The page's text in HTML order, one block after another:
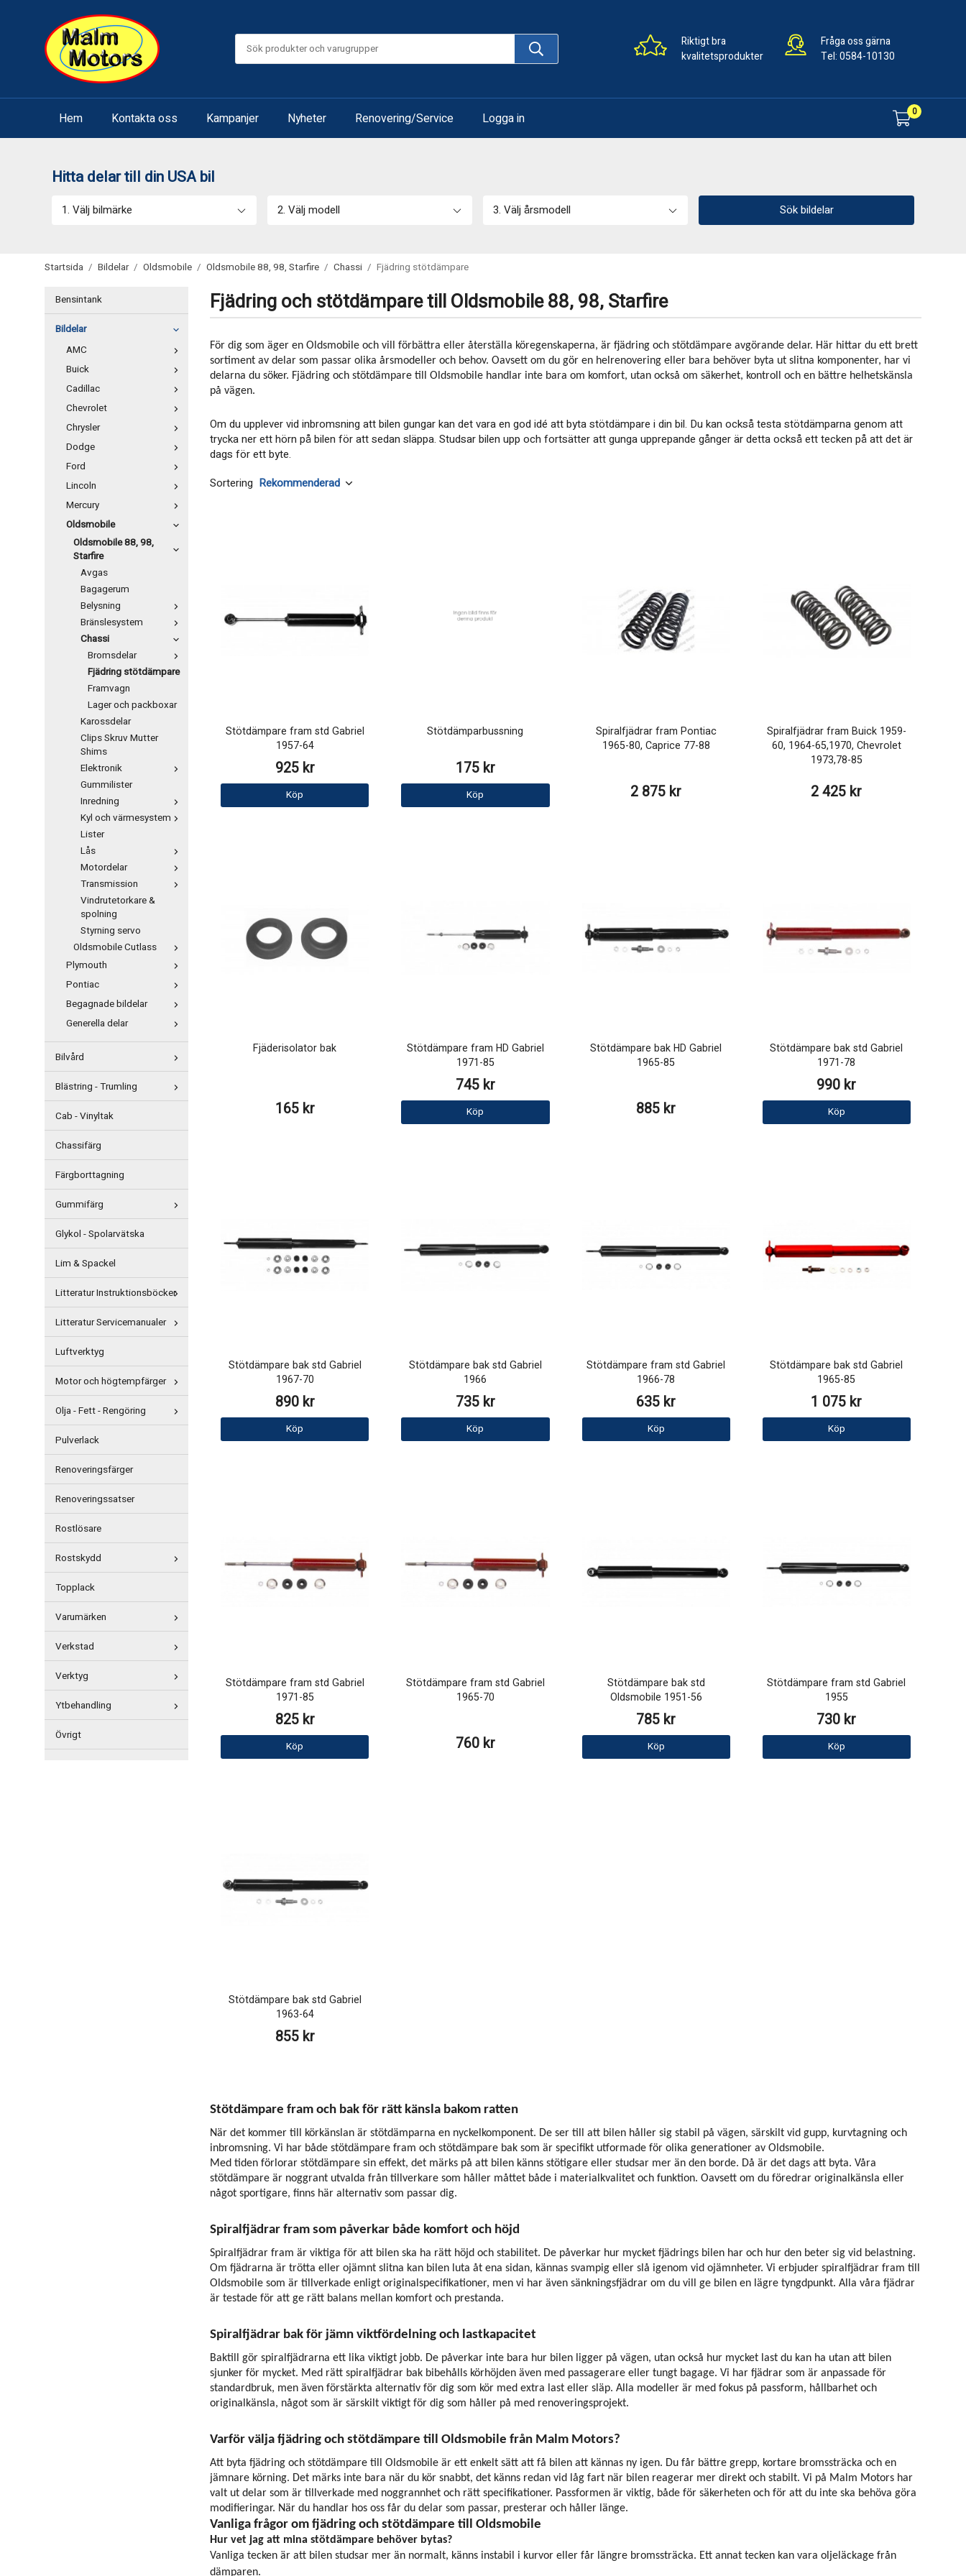
Riktigt bra
kvalitetsprodukter
Fråga oss gärna
Tel:0584-10130
Hem Kontakta oss Kampanjer Nyheter Renovering/Service Logga in 0
Hitta delar till din USA bil
1. Välj bilmärke 2. Välj modell 3. Välj årsmodell Sök bildelar
Startsida / Bildelar / Oldsmobile / Oldsmobile 88, 98, Starfire / Chassi / Fjädring stötdämpare
Bensintank
Bildelar
AMC
Buick
Cadillac
Chevrolet
Chrysler
Dodge
Ford
Lincoln
Mercury
Oldsmobile
Oldsmobile 88, 98,
Starfire
Avgas
Bagagerum
Belysning
Bränslesystem
Chassi
Bromsdelar
Fjädring stötdämpare
Framvagn
Lager och packboxar
Karossdelar
Clips Skruv Mutter
Shims
Elektronik
Gummilister
Inredning
Kyl och värmesystem
Lister
Lås
Motordelar
Transmission
Vindrutetorkare &
spolning
Styrning servo
Oldsmobile Cutlass
Plymouth
Pontiac
Begagnade bildelar
Generella delar
Bilvård
Blästring - Trumling
Cab - Vinyltak
Chassifärg
Färgborttagning
Gummifärg
Glykol - Spolarvätska
Lim & Spackel
Litteratur Instruktionsböcker
Litteratur Servicemanualer
Luftverktyg
Motor och högtempfärger
Olja - Fett - Rengöring
Pulverlack
Renoveringsfärger
Renoveringssatser
Rostlösare
Rostskydd
Topplack
Varumärken
Verkstad
Verktyg
Ytbehandling
Övrigt
Fjädring och stötdämpare till Oldsmobile 88, 98, Starfire
För dig som äger en Oldsmobile och vill förbättra eller återställa köregenskaperna, är fjädring och stötdämpare avgörande delar. Här hittar du ett brett
sortiment av delar som passar olika årsmodeller och behov. Oavsett om du gör en helrenovering eller bara behöver byta ut slitna komponenter, har vi
delarna du söker. Fjädring och stötdämpare till Oldsmobile handlar inte bara om komfort, utan också om säkerhet, kontroll och en bättre helhetskänsla
på vägen.
Om du upplever vid inbromsning att bilen gungar kan det vara en god idé att byta stötdämpare i din bil. Du kan också testa stötdämparna genom att
trycka ner ett hörn på bilen för att sedan släppa. Studsar bilen upp och fortsätter att gunga upprepande gånger är detta också ett tecken på att det är
dags för ett byte.
Sortering
Stötdämpare fram std Gabriel
1957-64
925 kr
Köp
Stötdämparbussning
175 kr
Köp
Spiralfjädrar fram Pontiac
1965-80, Caprice 77-88
2 875 kr
Spiralfjädrar fram Buick 1959-
60, 1964-65,1970, Chevrolet
1973,78-85
2 425 kr
Fjäderisolator bak
165 kr
Stötdämpare fram HD Gabriel
1971-85
745 kr
Köp
Stötdämpare bak HD Gabriel
1965-85
885 kr
Stötdämpare bak std Gabriel
1971-78
990 kr
Köp
Stötdämpare bak std Gabriel
1967-70
890 kr
Köp
Stötdämpare bak std Gabriel
1966
735 kr
Köp
Stötdämpare fram std Gabriel
1966-78
635 kr
Köp
Stötdämpare bak std Gabriel
1965-85
1 075 kr
Köp
Stötdämpare fram std Gabriel
1971-85
825 kr
Köp
Stötdämpare fram std Gabriel
1965-70
760 kr
Stötdämpare bak std
Oldsmobile 1951-56
785 kr
Köp
Stötdämpare fram std Gabriel
1955
730 kr
Köp
Stötdämpare bak std Gabriel
1963-64
855 kr
Stötdämpare fram och bak för rätt känsla bakom ratten
När det kommer till körkänslan är stötdämparna en nyckelkomponent. De ser till att bilen håller sig stabil på vägen, särskilt vid gupp, kurvtagning och
inbromsning. Vi har både stötdämpare fram och stötdämpare bak som är specifikt utformade för olika generationer av Oldsmobile.
Med tiden förlorar stötdämpare sin effekt, det märks på att bilen känns stötigare eller studsar mer än den borde. Då är det dags att byta. Våra
stötdämpare är noggrant utvalda från tillverkare som håller måttet både i materialkvalitet och funktion. Oavsett om du föredrar originalkänsla eller
något sportigare, finns här alternativ som passar dig.
Spiralfjädrar fram som påverkar både komfort och höjd
Spiralfjädrar fram är viktiga för att bilen ska ha rätt höjd och stabilitet. De påverkar hur mycket fjädrings bilen har och hur den beter sig vid belastning.
Om fjädrarna är trötta eller ojämnt slitna kan bilen luta åt ena sidan, kännas svampig eller slå igenom vid ojämnheter. Vi erbjuder spiralfjädrar fram till
Oldsmobile som är tillverkade enligt originalspecifikationer, men vi har även sänkningsfjädrar om du vill ge bilen en lägre tyngdpunkt. Alla våra fjädrar
är testade för att ge rätt balans mellan komfort och prestanda.
Spiralfjädrar bak för jämn viktfördelning och lastkapacitet
Baktill gör spiralfjädrarna ett lika viktigt jobb. De påverkar inte bara hur bilen ligger på vägen, utan också hur mycket last du kan ha utan att bilen
sjunker för mycket. Med rätt spiralfjädrar bak bibehålls körhöjden även med passagerare eller tungt bagage. Vi har fjädrar som är anpassade för
standardbruk, men även förstärkta alternativ för dig som kör med extra last eller släp. Alla modeller är med fokus på passform, hållbarhet och
originalkänsla, något som är särskilt viktigt för dig som håller på med renoveringsprojekt.
Varför välja fjädring och stötdämpare till Oldsmobile från Malm Motors?
Att byta fjädring och stötdämpare till Oldsmobile är ett enkelt sätt att få bilen att kännas ny igen. Du får bättre grepp, kortare bromssträcka och en
jämnare körning. Det märks inte bara när du kör snabbt, det känns redan vid låg fart när bilen reagerar mer direkt och stabilt. Vi på Malm Motors har
valt ut delar som är tillverkade med noggrannhet och rätt specifikationer. Passformen är viktig, både för säkerheten och för att du inte ska behöva göra
modifieringar. När du handlar hos oss får du delar som passar, presterar och håller länge.
Vanliga frågor om fjädring och stötdämpare till Oldsmobile
Hur vet jag att mina stötdämpare behöver bytas?
Vanliga tecken är att bilen studsar mer än normalt, känns instabil i kurvor eller får längre bromssträcka. Ett annat tecken kan vara oljeläckage från
dämparen.